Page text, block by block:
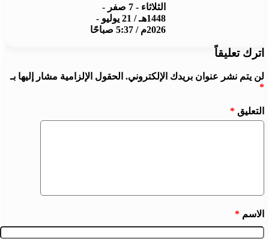
الثلاثاء - 7 صفر -
1448هـ / 21 يوليو -
2026م / 5:37 صباحًا
اترك تعليقاً
لن يتم نشر عنوان بريدك الإلكتروني. الحقول الإلزامية مشار إليها بـ
*
التعليق *
الاسم *